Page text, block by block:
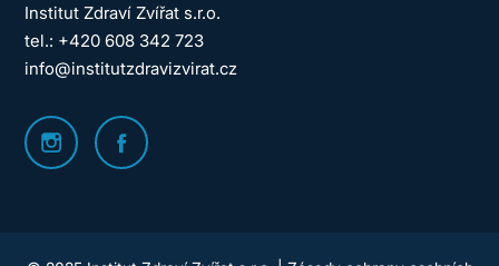
Institut Zdraví Zvířat s.r.o.
tel.: +420 608 342 723
info@institutzdravizvirat.cz